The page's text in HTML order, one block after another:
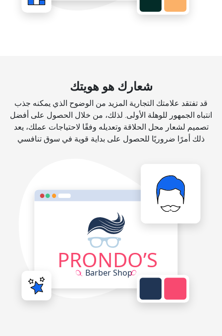
شعارك هو هويتك
قد تفتقد علامتك التجارية المزيد من الوضوح الذي يمكنه جذب
انتباه الجمهور للوهلة الأولى. لذلك، من خلال الحصول على أفضل
تصميم لشعار محل الحلاقة وتعديله وفقًا لاحتياجات عملك، يعد
ذلك أمرًا ضروريًا للحصول على بداية قوية في سوق تنافسي